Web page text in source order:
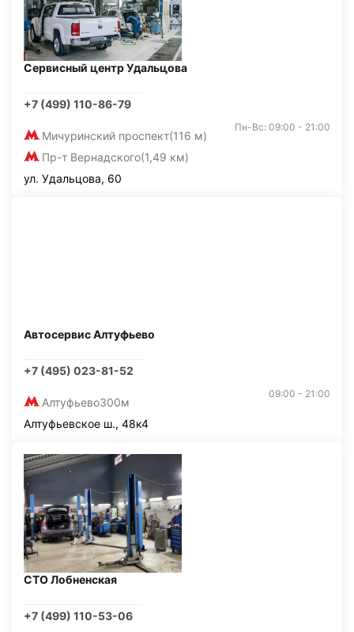
Сервисный центр Удальцова
+7 (499) 110-86-79
Мичуринский проспект(116 м)
Пр-т Вернадского(1,49 км)
Пн-Вс: 09:00 - 21:00
ул. Удальцова, 60
Автосервис Алтуфьево
+7 (495) 023-81-52
Алтуфьево300м
09:00 - 21:00
Алтуфьевское ш., 48к4
СТО Лобненская
+7 (499) 110-53-06